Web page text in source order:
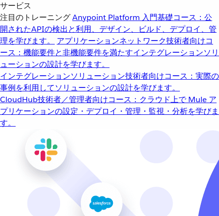
サービス
注目のトレーニングAnypoint Platform 入門基礎コース：公
開されたAPIの検出と利用、デザイン、ビルド、デプロイ、管
理を学びます。
アプリケーションネットワーク技術者向けコ
ース：機能要件と非機能要件を満たすインテグレーションソリ
ューションの設計を学びます。
インテグレーションソリューション技術者向けコース：実際の
事例を利用してソリューションの設計を学びます。
CloudHub技術者／管理者向けコース：クラウド上で Mule ア
プリケーションの設定・デプロイ・管理・監視・分析を学びま
す。